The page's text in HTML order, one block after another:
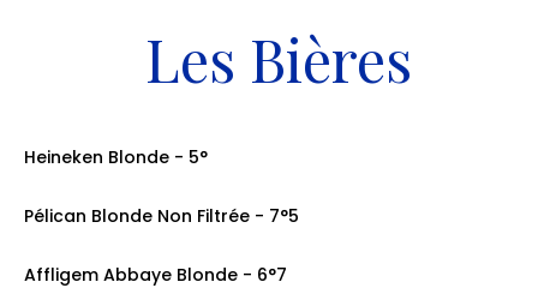
Les Bières
Heineken Blonde - 5°
Pélican Blonde Non Filtrée - 7°5
Affligem Abbaye Blonde - 6°7